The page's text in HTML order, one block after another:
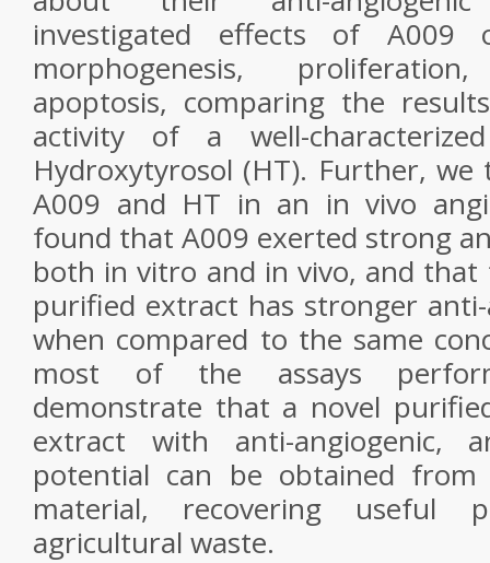
investigated effects of A009
morphogenesis,
apoptosis, comparing the
activity of a well-
Hydroxytyrosol (HT). Further,
A009 and HT in an in vivo
found that A009 exerted strong
both in vitro and in vivo, and
purified extract has stronger
when compared to the same
most of the assays
demonstrate that a novel
extract with anti-angiogenic,
potential can be obtained
material, recovering useful
agricultural waste.